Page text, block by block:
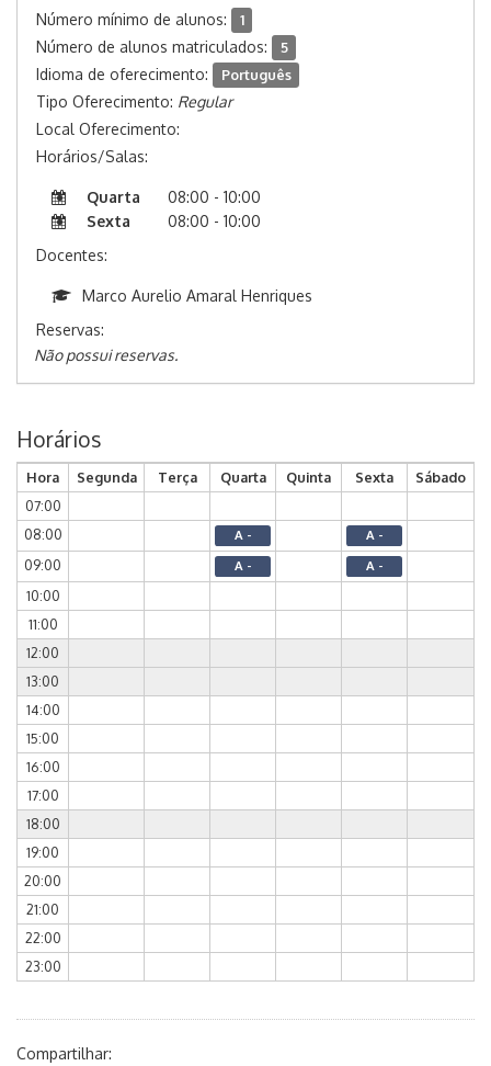
Número mínimo de alunos: 1
Número de alunos matriculados: 5
Idioma de oferecimento: Português
Tipo Oferecimento: Regular
Local Oferecimento:
Horários/Salas:
Quarta
08:00 - 10:00
Sexta
08:00 - 10:00
Docentes:
Marco Aurelio Amaral Henriques
Reservas:
Não possui reservas.
Horários
Hora Segunda Terça Quarta Quinta Sexta
Sábado
07:00
08:00
A - A -
09:00 A - A -
10:00
11:00
12:00
13:00
14:00
15:00
16:00
17:00
18:00
19:00
20:00
21:00
22:00
23:00
Compartilhar: